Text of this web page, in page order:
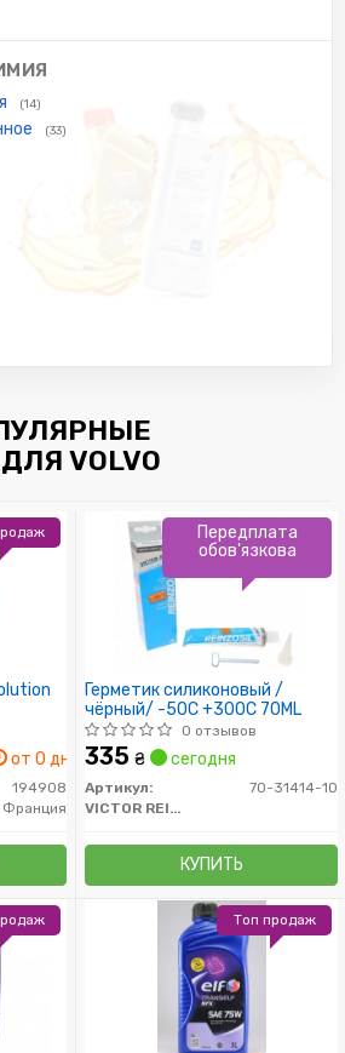
(14)
(33)
VOLVO
от 0 дн.
194908
Франция
Герметик силиконовый /
чёрный/ -50C +300C 70ML
0 отзывов
335 ₴ сегодня
Артикул:
70-31414-10
VICTOR REINZ
КУПИТЬ
Передплата
обов'язкова
Топ продаж